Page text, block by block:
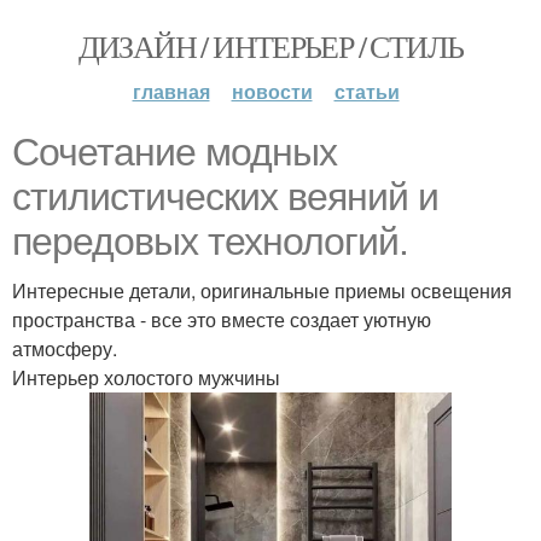
ДИЗАЙН / ИНТЕРЬЕР / СТИЛЬ
главная новости статьи
Сочетание модных
стилистических веяний и
передовых технологий.
Интересные детали, оригинальные приемы освещения
пространства - все это вместе создает уютную
атмосферу.
Интерьер холостого мужчины